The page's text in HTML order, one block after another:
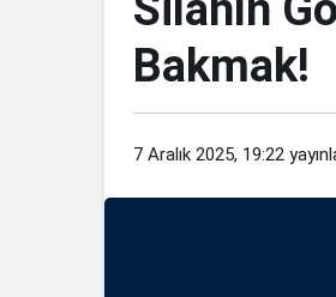
Bakmak!
7 Aralık 2025, 19:22